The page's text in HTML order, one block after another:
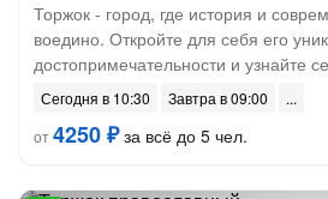
Торжок - город, где история и
воедино. Откройте для себя его
достопримечательности и узнайте
Сегодня в 10:30
Завтра в 09:00
от4250 ₽за всё до 5 чел.